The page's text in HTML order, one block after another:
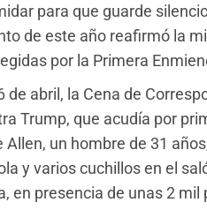
para que guarde
de este año reafirmó la
por la Primera
de abril, la Cena de
Trump, que acudía por
Allen, un hombre de 31
y varios cuchillos en el
en presencia de unas 2 mil